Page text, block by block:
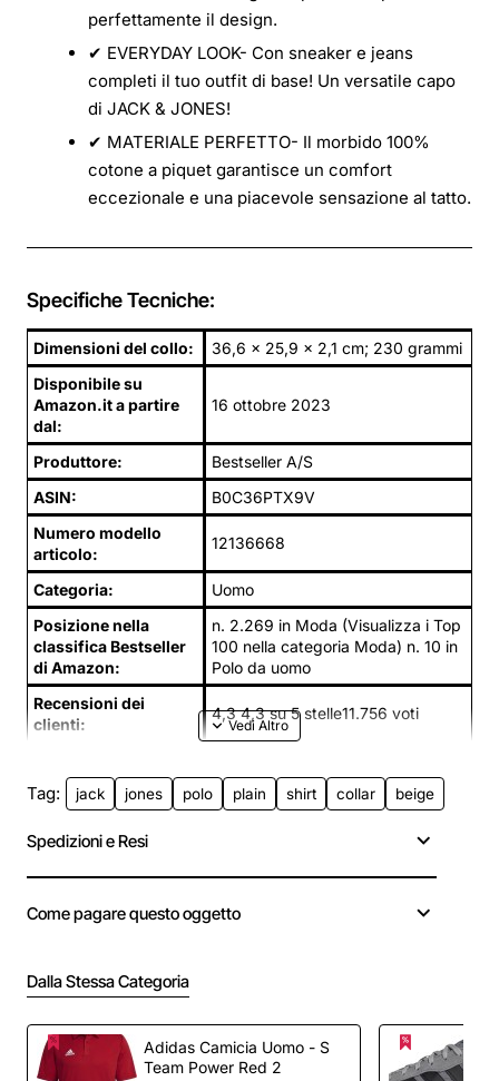
perfettamente il design.
✔ EVERYDAY LOOK- Con sneaker e jeans
completi il tuo outfit di base! Un versatile capo
di JACK & JONES!
✔ MATERIALE PERFETTO- Il morbido 100%
cotone a piquet garantisce un comfort
eccezionale e una piacevole sensazione al tatto.
Specifiche Tecniche:
Dimensioni del collo:
36,6 x 25,9 x 2,1 cm; 230 grammi
Disponibile su
Amazon.it a partire
dal:
16 ottobre 2023
Produttore:
Bestseller A/S
ASIN:
B0C36PTX9V
Numero modello
articolo:
12136668
Categoria:
Uomo
Posizione nella
classifica Bestseller
di Amazon:
n. 2.269 in Moda (Visualizza i Top
100 nella categoria Moda) n. 10 in
Polo da uomo
Recensioni dei
clienti:
4,3 4,3 su 5 stelle11.756 voti
Tag: jack jones polo plain shirt collar beige
Spedizioni e Resi
Come pagare questo oggetto
Dalla Stessa Categoria
Adidas Camicia Uomo - S
Team Power Red 2